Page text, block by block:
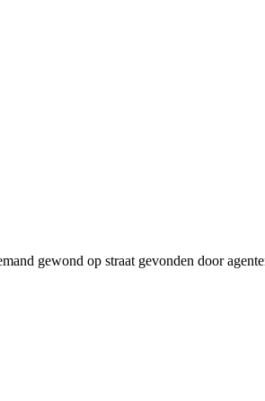
gewond op straat gevonden door